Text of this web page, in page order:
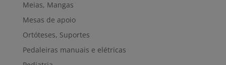
Meias, Mangas
Mesas de apoio
Ortóteses, Suportes
Pedaleiras manuais e elétricas